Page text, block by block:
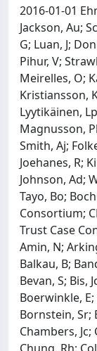
2016-01-01
Jackson, Au;
G; Luan, J;
Pihur, V;
Meirelles, O;
Kristiansson,
Lyytikäinen,
Magnusson,
Smith, Aj;
Joehanes, R;
Johnson, Ad;
Tayo, Bo;
Consortium;
Trust Case
Amin, N;
Balkau, B;
Bevan, S; Bis,
Boerwinkle,
Bornstein, Sr;
Chambers, Jc;
Chung, Rh;